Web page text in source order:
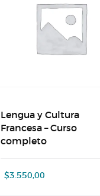
Lengua y Cultura
Francesa – Curso
completo
$3.550,00